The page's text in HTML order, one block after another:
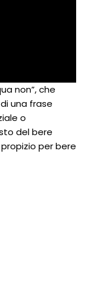
non”, che
una frase
o
del bere
per bere